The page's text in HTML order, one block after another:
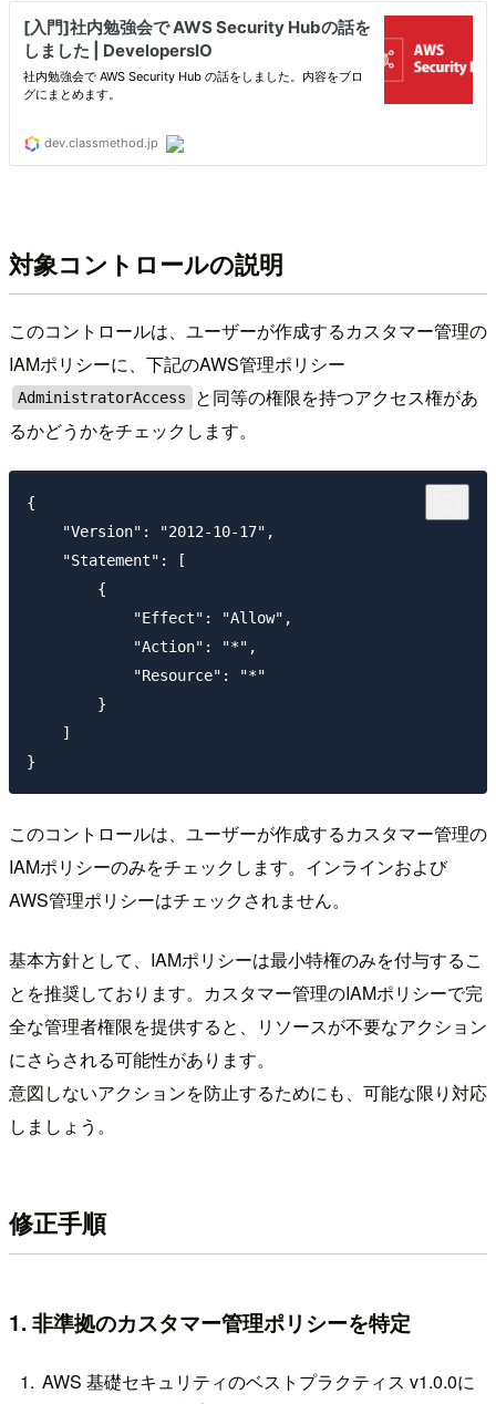
対象コントロールの説明
このコントロールは、ユーザーが作成するカスタマー管理の
IAMポリシーに、下記のAWS管理ポリシー
AdministratorAccess
と同等の権限を持つアクセス権があ
るかどうかをチェックします。
{
    "Version": "2012-10-17",
    "Statement": [
        {
            "Effect": "Allow",
            "Action": "*",
            "Resource": "*"
        }
    ]
このコントロールは、ユーザーが作成するカスタマー管理の
IAMポリシーのみをチェックします。インラインおよび
AWS管理ポリシーはチェックされません。
基本方針として、IAMポリシーは最小特権のみを付与するこ
とを推奨しております。カスタマー管理のIAMポリシーで完
全な管理者権限を提供すると、リソースが不要なアクション
にさらされる可能性があります。
意図しないアクションを防止するためにも、可能な限り対応
しましょう。
修正手順
1. 非準拠のカスタマー管理ポリシーを特定
AWS 基礎セキュリティのベストプラクティス v1.0.0に